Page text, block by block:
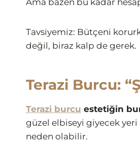
Ama bazen bu kadar
Tavsiyemiz: Bütçeni
değil, biraz kalp de gerek.
Terazi Burcu:
Terazi burcu estetiğin
güzel elbiseyi giyecek yeri
neden olabilir.